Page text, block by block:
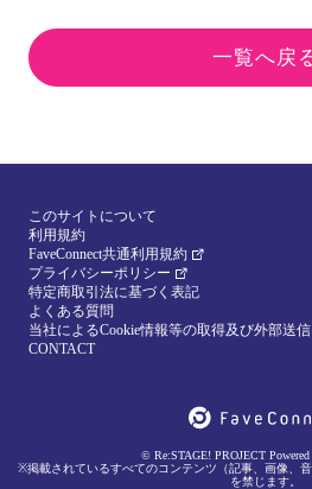
一覧へ戻
このサイトについて
利用規約
FaveConnect共通利用規約
プライバシーポリシー
特定商取引法に基づく表記
よくある質問
当社によるCookie情報等の取得及び外部送
CONTACT
© Re:STAGE! PROJECT
※掲載されているすべてのコンテンツ（記事、画像、
を禁じます。